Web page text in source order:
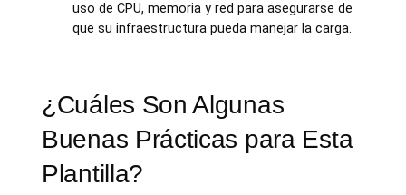
uso de CPU, memoria y red para asegurarse de
que su infraestructura pueda manejar la carga.
¿Cuáles Son Algunas
Buenas Prácticas para Esta
Plantilla?